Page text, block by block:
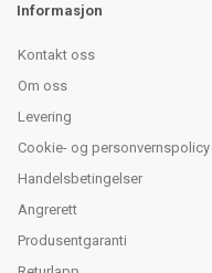
Informasjon
Kontakt oss
Om oss
Levering
Cookie- og personvernspolicy
Handelsbetingelser
Angrerett
Produsentgaranti